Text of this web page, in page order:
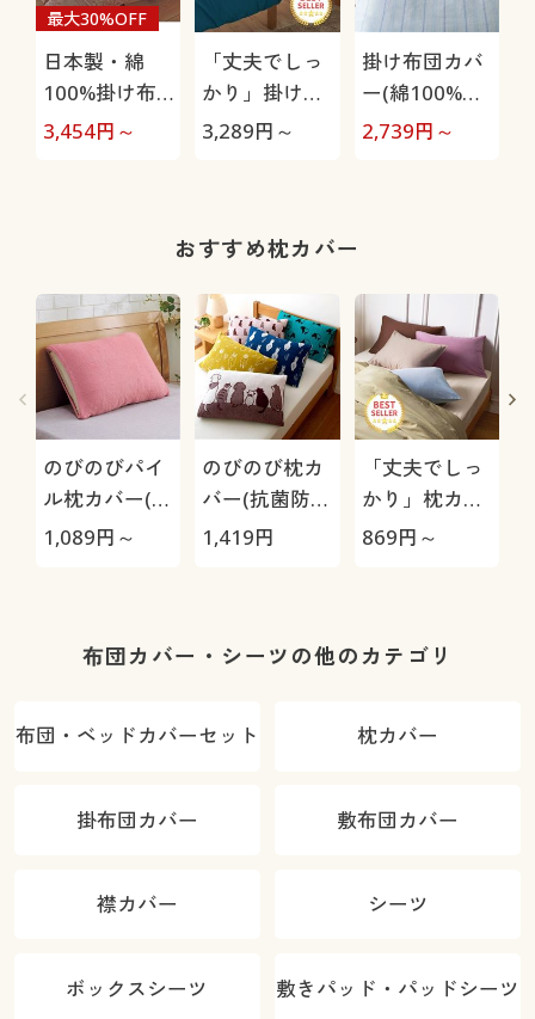
日本製・綿
100%掛け布
団カバー
最大30%OFF
3,454円～
「丈夫でしっ
かり」掛け布
団カバー(綿
3,289円～
掛け布団カバ
ー(綿100%消
臭しじら)
2,739円～
おすすめ枕カバー
のびのびパイ
ル枕カバー(無
地)
1,089円～
のびのび枕カ
バー(抗菌防
臭・パイル)
1,419円
「丈夫でしっ
かり」枕カバ
ー(綿100%ツ
869円～
布団カバー・シーツの他のカテゴリ
布団・ベッドカバーセット 枕カバー
掛布団カバー 敷布団カバー
襟カバー シーツ
ボックスシーツ 敷きパッド・パッドシーツ